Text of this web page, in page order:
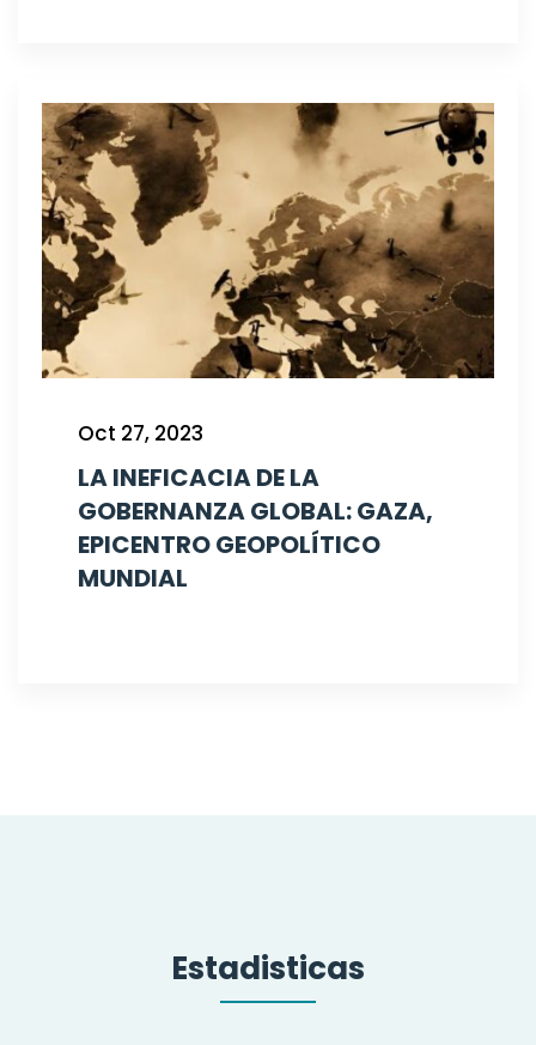
Oct 27, 2023
LA INEFICACIA DE LA
GOBERNANZA GLOBAL: GAZA,
EPICENTRO GEOPOLÍTICO
MUNDIAL
Estadisticas